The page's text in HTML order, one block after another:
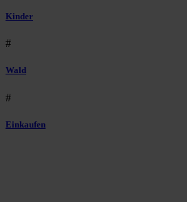
Kinder
#
Wald
#
Einkaufen